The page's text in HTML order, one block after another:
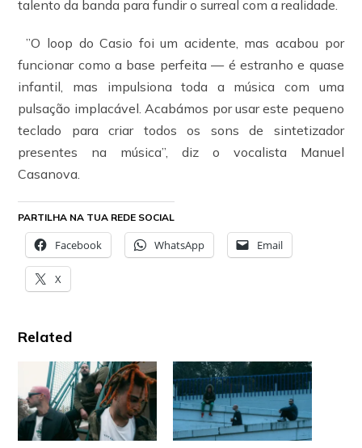
talento da banda para fundir o surreal com a realidade.
”O loop do Casio foi um acidente, mas acabou por
funcionar como a base perfeita — é estranho e quase
infantil, mas impulsiona toda a música com uma
pulsação implacável. Acabámos por usar este pequeno
teclado para criar todos os sons de sintetizador
presentes na música”, diz o vocalista Manuel
Casanova.
PARTILHA NA TUA REDE SOCIAL
Facebook WhatsApp Email
X
Related